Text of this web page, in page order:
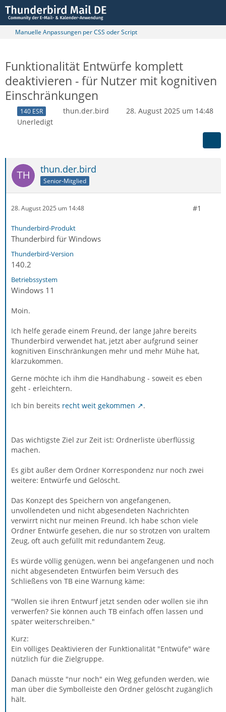
Manuelle Anpassungen per CSS oder Script
Funktionalität Entwürfe komplett
deaktivieren - für Nutzer mit kognitiven
Einschränkungen
140 ESR thun.der.bird
28. August 2025 um 14:48
Unerledigt
thun.der.bird
Senior-Mitglied
28. August 2025 um 14:48 #1
Thunderbird-Produkt
Thunderbird für Windows
Thunderbird-Version
140.2
Betriebssystem
Windows 11
Moin.
Ich helfe gerade einem Freund, der lange Jahre bereits
Thunderbird verwendet hat, jetzt aber aufgrund seiner
kognitiven Einschränkungen mehr und mehr Mühe hat,
klarzukommen.
Gerne möchte ich ihm die Handhabung - soweit es eben
geht - erleichtern.
Ich bin bereits recht weit gekommen .
Das wichtigste Ziel zur Zeit ist: Ordnerliste überflüssig
machen.
Es gibt außer dem Ordner Korrespondenz nur noch zwei
weitere: Entwürfe und Gelöscht.
Das Konzept des Speichern von angefangenen,
unvollendeten und nicht abgesendeten Nachrichten
verwirrt nicht nur meinen Freund. Ich habe schon viele
Ordner Entwürfe gesehen, die nur so strotzen von uraltem
Zeug, oft auch gefüllt mit redundantem Zeug.
Es würde völlig genügen, wenn bei angefangenen und noch
nicht abgesendeten Entwürfen beim Versuch des
Schließens von TB eine Warnung käme:
"Wollen sie ihren Entwurf jetzt senden oder wollen sie ihn
verwerfen? Sie können auch TB einfach offen lassen und
später weiterschreiben."
Kurz:
Ein völliges Deaktivieren der Funktionalität "Entwüfe" wäre
nützlich für die Zielgruppe.
Danach müsste "nur noch" ein Weg gefunden werden, wie
man über die Symbolleiste den Ordner gelöscht zugänglich
hält.